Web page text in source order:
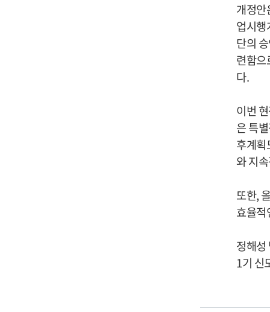
개정
업시
단의
련함으
다.
이번
은 특
후계획
와 지
또한,
효율적
정해성
1기 신